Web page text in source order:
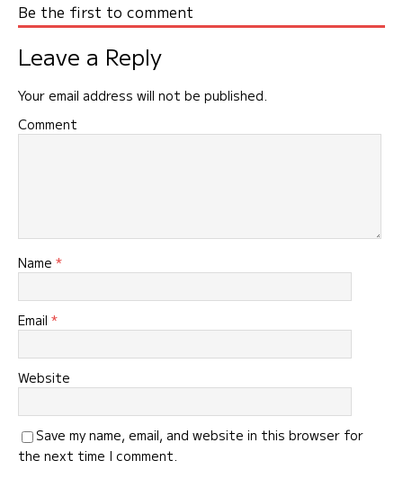
Be the first to comment
Leave a Reply
Your email address will not be published.
Comment
Name *
Email *
Website
Save my name, email, and website in this browser for
the next time I comment.